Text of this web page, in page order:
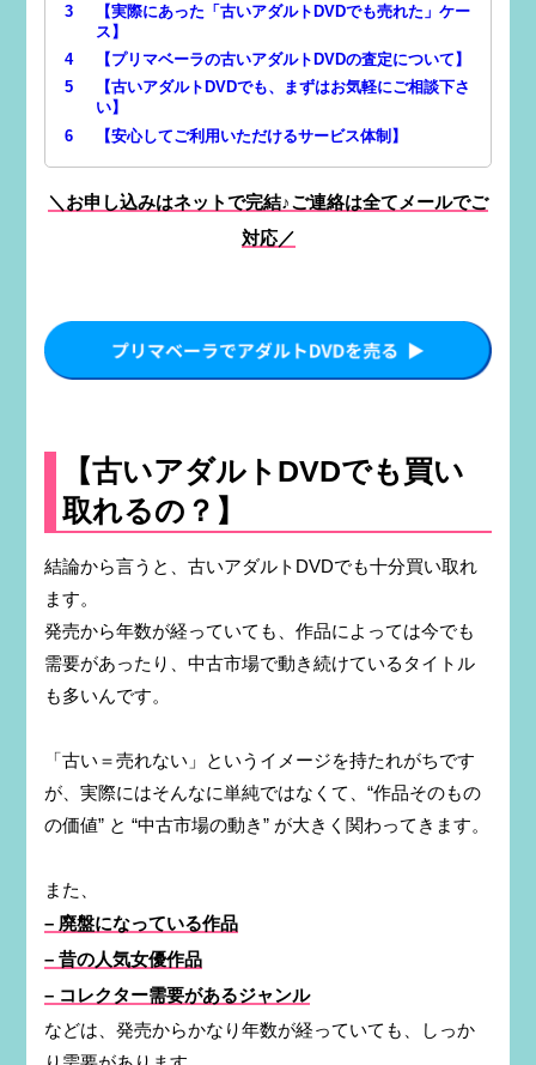
3
【実際にあった「古いアダルトDVDでも売れた」ケー
ス】
4
【プリマベーラの古いアダルトDVDの査定について】
5
【古いアダルトDVDでも、まずはお気軽にご相談下さ
い】
6
【安心してご利用いただけるサービス体制】
＼お申し込みはネットで完結♪ご連絡は全てメールでご
対応／
【古いアダルトDVDでも買い
取れるの？】
結論から言うと、古いアダルトDVDでも十分買い取れ
ます。
発売から年数が経っていても、作品によっては今でも
需要があったり、中古市場で動き続けているタイトル
も多いんです。
「古い＝売れない」というイメージを持たれがちです
が、実際にはそんなに単純ではなくて、“作品そのもの
の価値” と “中古市場の動き” が大きく関わってきます。
また、
– 廃盤になっている作品
– 昔の人気女優作品
– コレクター需要があるジャンル
などは、発売からかなり年数が経っていても、しっか